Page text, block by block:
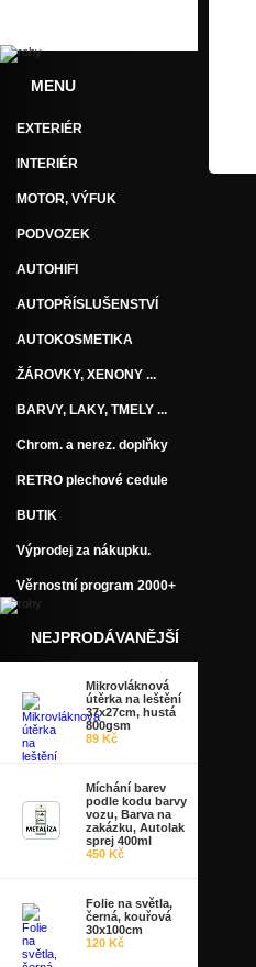
MENU
EXTERIÉR
INTERIÉR
MOTOR, VÝFUK
PODVOZEK
AUTOHIFI
AUTOPŘÍSLUŠENSTVÍ
AUTOKOSMETIKA
ŽÁROVKY, XENONY ...
BARVY, LAKY, TMELY ...
Chrom. a nerez. doplňky
RETRO plechové cedule
BUTIK
Výprodej za nákupku.
Věrnostní program 2000+
NEJPRODÁVANĚJŠÍ
Mikrovláknová
útěrka na leštění
37x27cm, hustá
800gsm
89 Kč
Míchání barev
podle kodu barvy
vozu, Barva na
zakázku, Autolak
sprej 400ml
450 Kč
Folie na světla,
černá, kouřová
30x100cm
120 Kč